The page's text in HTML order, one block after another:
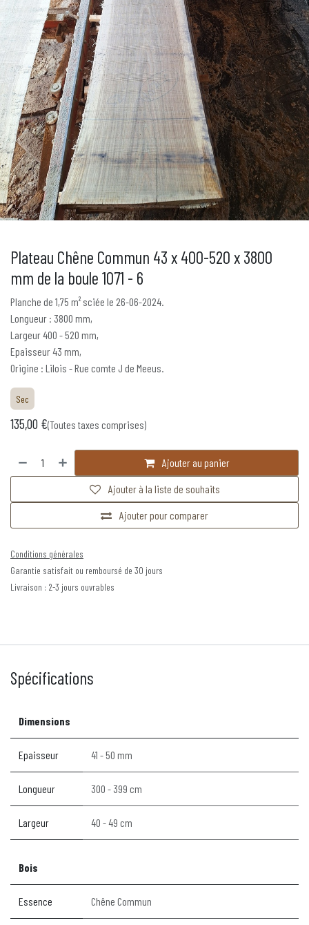
Plateau Chêne Commun 43 x 400-520 x 3800
mm de la boule 1071 - 6
Planche de 1,75 m² sciée le 26-06-2024.
Longueur : 3800 mm,
Largeur 400 - 520 mm,
Epaisseur 43 mm,
Origine : Lilois - Rue comte J de Meeus.
Sec
135,00 €(Toutes taxes comprises)
Ajouter au panier
Ajouter pour comparer
Ajouter à la liste de souhaits
Conditions générales
Garantie satisfait ou remboursé de 30 jours
Livraison : 2-3 jours ouvrables
Spécifications
Dimensions
Epaisseur 41 - 50 mm
Longueur 300 - 399 cm
Largeur 40 - 49 cm
Bois
Essence Chêne Commun